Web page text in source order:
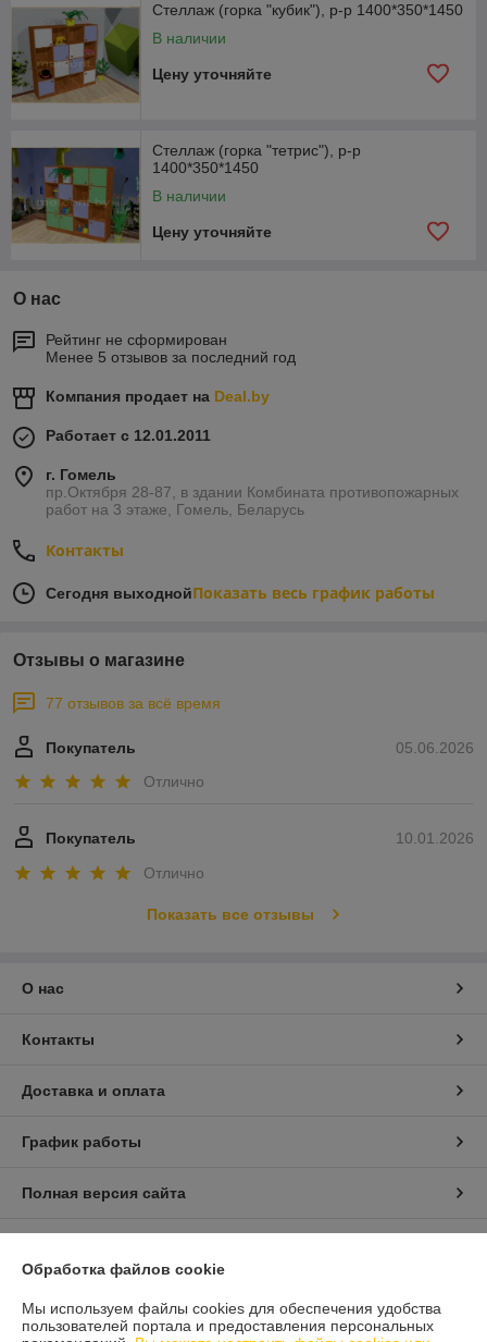
Стеллаж (горка "кубик"), р-р 1400*350*1450
В наличии
Цену уточняйте
Стеллаж (горка "тетрис"), р-р
1400*350*1450
В наличии
Цену уточняйте
О нас
Рейтинг не сформирован
Менее 5 отзывов за последний год
Компания продает на Deal.by
Работает с 12.01.2011
г. Гомель
пр.Октября 28-87, в здании Комбината противопожарных
работ на 3 этаже, Гомель, Беларусь
Контакты
Сегодня выходнойПоказать весь график работы
Отзывы о магазине
77 отзывов за всё время
05.06.2026
Покупатель
Отлично
10.01.2026
Покупатель
Отлично
Показать все отзывы
О нас
Контакты
Доставка и оплата
График работы
Полная версия сайта
Обработка файлов cookie
Мы используем файлы cookies для обеспечения удобства
пользователей портала и предоставления персональных